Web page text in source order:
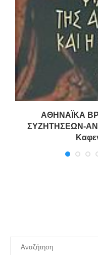
ΑΘΗΝΑΪΚΑ
ΣΥΖΗΤΗΣΕΩΝ-